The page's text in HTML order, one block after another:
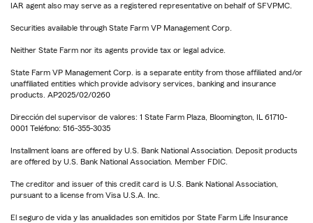
IAR agent also may serve as a registered representative on behalf of SFVPMC.
Securities available through State Farm VP Management Corp.
Neither State Farm nor its agents provide tax or legal advice.
State Farm VP Management Corp. is a separate entity from those affiliated and/or
unaffiliated entities which provide advisory services, banking and insurance
products. AP2025/02/0260
Dirección del supervisor de valores: 1 State Farm Plaza, Bloomington, IL 61710-
0001 Teléfono: 516-355-3035
Installment loans are offered by U.S. Bank National Association. Deposit products
are offered by U.S. Bank National Association. Member FDIC.
The creditor and issuer of this credit card is U.S. Bank National Association,
pursuant to a license from Visa U.S.A. Inc.
El seguro de vida y las anualidades son emitidos por State Farm Life Insurance